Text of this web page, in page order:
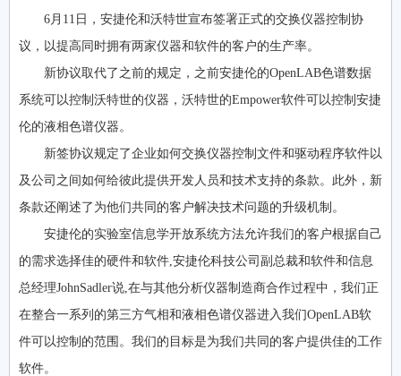
6月11日，安捷伦和沃特世宣布签署正式的交换仪器控制协
议，以提高同时拥有两家仪器和软件的客户的生产率。
新协议取代了之前的规定，之前安捷伦的OpenLAB色谱数据
系统可以控制沃特世的仪器，沃特世的Empower软件可以控制安捷
伦的液相色谱仪器。
新签协议规定了企业如何交换仪器控制文件和驱动程序软件以
及公司之间如何给彼此提供开发人员和技术支持的条款。此外，新
条款还阐述了为他们共同的客户解决技术问题的升级机制。
安捷伦的实验室信息学开放系统方法允许我们的客户根据自己
的需求选择佳的硬件和软件,安捷伦科技公司副总裁和软件和信息
总经理JohnSadler说,在与其他分析仪器制造商合作过程中，我们正
在整合一系列的第三方气相和液相色谱仪器进入我们OpenLAB软
件可以控制的范围。我们的目标是为我们共同的客户提供佳的工作
软件。